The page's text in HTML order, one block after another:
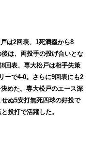
は2回表、1死満塁から8
は、両投手の投げ合いとな
回表、専大松戸は相手失策
ーで4-0。さらに9回表にも2
めた。専大松戸のエース深
ぬ5安打無死四球の好投で
投打で活躍した。